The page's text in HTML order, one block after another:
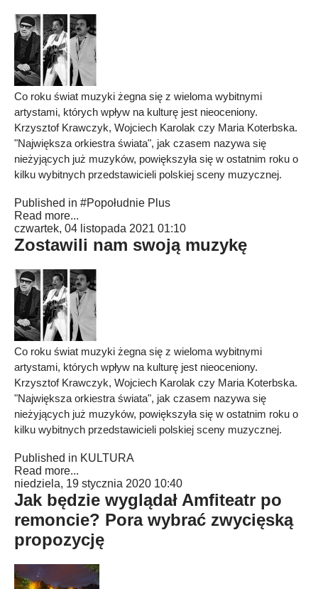
Co roku świat muzyki żegna się z wieloma wybitnymi
artystami, których wpływ na kulturę jest nieoceniony.
Krzysztof Krawczyk, Wojciech Karolak czy Maria Koterbska.
"Największa orkiestra świata", jak czasem nazywa się
nieżyjących już muzyków, powiększyła się w ostatnim roku o
kilku wybitnych przedstawicieli polskiej sceny muzycznej.
Published in #Popołudnie Plus
Read more...
czwartek, 04 listopada 2021 01:10
Zostawili nam swoją muzykę
Co roku świat muzyki żegna się z wieloma wybitnymi
artystami, których wpływ na kulturę jest nieoceniony.
Krzysztof Krawczyk, Wojciech Karolak czy Maria Koterbska.
"Największa orkiestra świata", jak czasem nazywa się
nieżyjących już muzyków, powiększyła się w ostatnim roku o
kilku wybitnych przedstawicieli polskiej sceny muzycznej.
Published in KULTURA
Read more...
niedziela, 19 stycznia 2020 10:40
Jak będzie wyglądał Amfiteatr po
remoncie? Pora wybrać zwycięską
propozycję